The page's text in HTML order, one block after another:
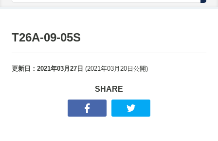
T26A-09-05S
更新日： 2021年03月27日 (2021年03月20日 公開)
SHARE